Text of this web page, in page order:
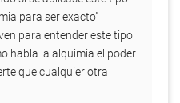
para ser exacto"
para entender este tipo
habla la alquimia el poder
que cualquier otra